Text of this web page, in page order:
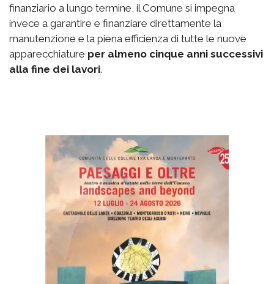
finanziario a lungo termine, il Comune si impegna
invece a garantire e finanziare direttamente la
manutenzione e la piena efficienza di tutte le nuove
apparecchiature per almeno cinque anni successivi
alla fine dei lavori.